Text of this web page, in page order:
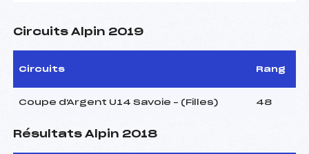
Circuits Alpin 2019
Circuits Rang
Coupe d'Argent U14 Savoie – (Filles) 48
Résultats Alpin 2018